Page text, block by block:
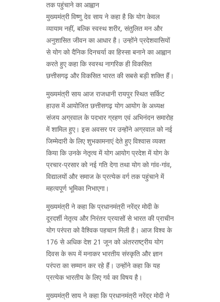
तक पहुंचाने का आह्वान
मुख्यमंत्री विष्णु देव साय ने कहा है कि योग केवल
व्यायाम नहीं, बल्कि स्वस्थ शरीर, संतुलित मन और
अनुशासित जीवन का आधार है। उन्होंने प्रदेशवासियों
से योग को दैनिक दिनचर्या का हिस्सा बनाने का आह्वान
करते हुए कहा कि स्वस्थ नागरिक ही विकसित
छत्तीसगढ़ और विकसित भारत की सबसे बड़ी शक्ति हैं।
मुख्यमंत्री साय आज राजधानी रायपुर स्थित सर्किट
हाउस में आयोजित छत्तीसगढ़ योग आयोग के अध्यक्ष
संजय अग्रवाल के पदभार ग्रहण एवं अभिनंदन समारोह
में शामिल हुए। इस अवसर पर उन्होंने अग्रवाल को नई
जिम्मेदारी के लिए शुभकामनाएं देते हुए विश्वास व्यक्त
किया कि उनके नेतृत्व में योग आयोग प्रदेश में योग के
प्रचार-प्रसार को नई गति देगा तथा योग को गांव-गांव,
विद्यालयों और समाज के प्रत्येक वर्ग तक पहुंचाने में
महत्वपूर्ण भूमिका निभाएगा।
मुख्यमंत्री ने कहा कि प्रधानमंत्री नरेंद्र मोदी के
दूरदर्शी नेतृत्व और निरंतर प्रयासों से भारत की प्राचीन
योग परंपरा को वैश्विक पहचान मिली है। आज विश्व के
176 से अधिक देश 21 जून को अंतरराष्ट्रीय योग
दिवस के रूप में मनाकर भारतीय संस्कृति और ज्ञान
परंपरा का सम्मान कर रहे हैं। उन्होंने कहा कि यह
प्रत्येक भारतीय के लिए गर्व का विषय है।
मुख्यमंत्री साय ने कहा कि प्रधानमंत्री नरेंद्र मोदी ने